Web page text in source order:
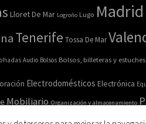
Lloret De Mar Logroño Lugo Madrid
Tenerife Tossa De Mar
Audio Bolsos Bolsos, billeteras y estuches
Electrodomésticos Electrónica
Mobiliario Organización y almacenamiento
interior y calcetines Ropa y